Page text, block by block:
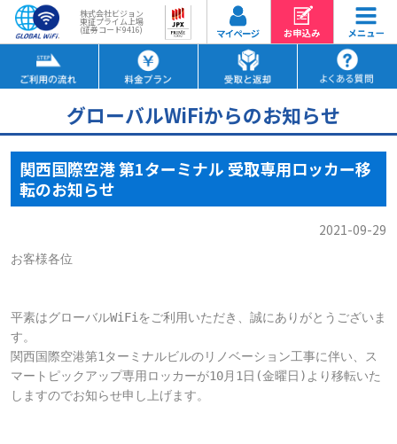
株式会社ビジョン
東証プライム上場
(証券コード9416)
グローバルWiFiからのお知らせ
関西国際空港 第1ターミナル 受取専用ロッカー移
転のお知らせ
2021-09-29
お客様各位
平素はグローバルWiFiをご利用いただき、誠にありがとうございま
す。
関西国際空港第1ターミナルビルのリノベーション工事に伴い、ス
マートピックアップ専用ロッカーが10月1日(金曜日)より移転いた
しますのでお知らせ申し上げます。